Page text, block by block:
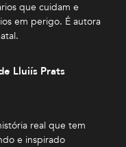
que cuidam e
em perigo. É autora
Lluiís Prats
real que tem
e inspirado